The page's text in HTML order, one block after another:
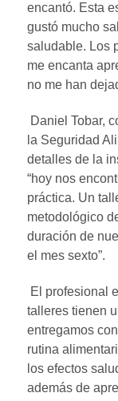
encantó. Esta
gustó mucho
saludable. Los
me encanta
no me han
Daniel Tobar,
la Seguridad
detalles de la
“hoy nos
práctica. Un
metodológico
duración de
el mes sexto”.
El profesional
talleres tienen
entregamos
rutina
los efectos
además de